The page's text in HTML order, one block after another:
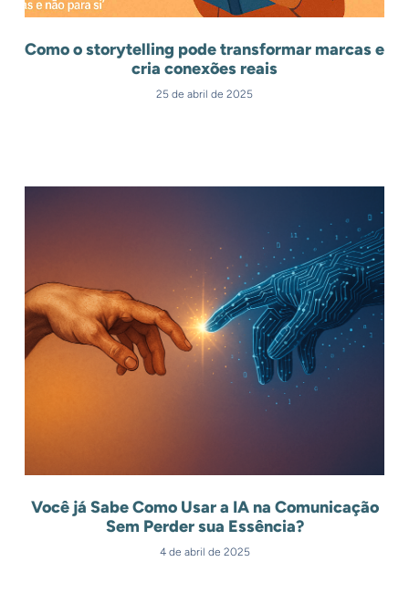
Como o storytelling pode transformar marcas e
cria conexões reais
25 de abril de 2025
Você já Sabe Como Usar a IA na Comunicação
Sem Perder sua Essência?
4 de abril de 2025